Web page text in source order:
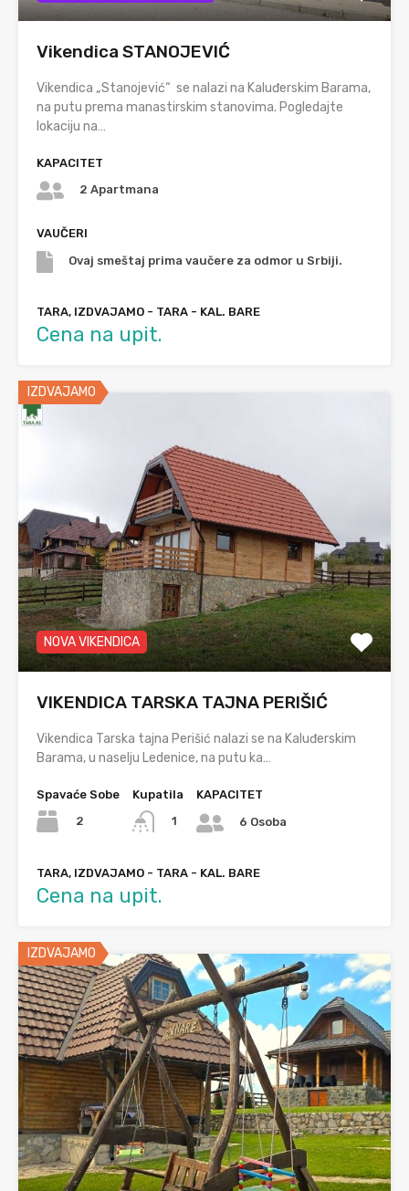
Vikendica STANOJEVIĆ
Vikendica „Stanojević“ se nalazi na Kaluđerskim Barama,
na putu prema manastirskim stanovima. Pogledajte
lokaciju na…
KAPACITET
2 Apartmana
VAUČERI
Ovaj smeštaj prima vaučere za odmor u Srbiji.
TARA, IZDVAJAMO - TARA - KAL. BARE
Cena na upit.
IZDVAJAMO
NOVA VIKENDICA
VIKENDICA TARSKA TAJNA PERIŠIĆ
Vikendica Tarska tajna Perišić nalazi se na Kaluđerskim
Barama, u naselju Ledenice, na putu ka…
Spavaće Sobe
2
Kupatila
1
KAPACITET
6 Osoba
TARA, IZDVAJAMO - TARA - KAL. BARE
Cena na upit.
IZDVAJAMO